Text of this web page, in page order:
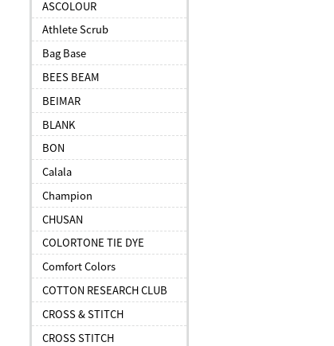
ASCOLOUR
Athlete Scrub
Bag Base
BEES BEAM
BEIMAR
BLANK
BON
Calala
Champion
CHUSAN
COLORTONE TIE DYE
Comfort Colors
COTTON RESEARCH CLUB
CROSS & STITCH
CROSS STITCH